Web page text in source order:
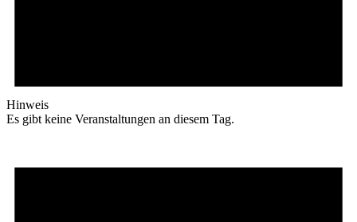
Hinweis
Es gibt keine Veranstaltungen an diesem Tag.